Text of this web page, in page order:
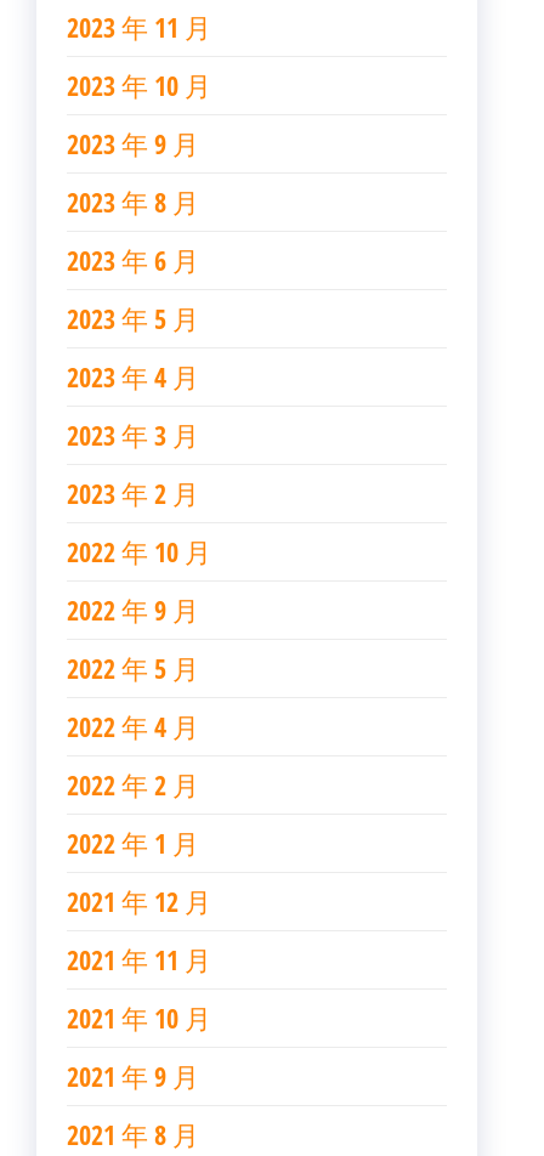
2023 年 11 月
2023 年 10 月
2023 年 9 月
2023 年 8 月
2023 年 6 月
2023 年 5 月
2023 年 4 月
2023 年 3 月
2023 年 2 月
2022 年 10 月
2022 年 9 月
2022 年 5 月
2022 年 4 月
2022 年 2 月
2022 年 1 月
2021 年 12 月
2021 年 11 月
2021 年 10 月
2021 年 9 月
2021 年 8 月